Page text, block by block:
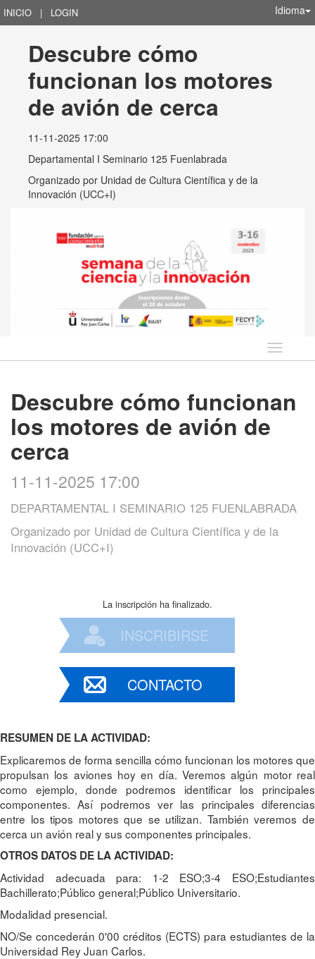
INICIO | LOGIN Idioma
Descubre cómo
funcionan los motores
de avión de cerca
11-11-2025 17:00
Departamental I Seminario 125 Fuenlabrada
Organizado por Unidad de Cultura Científica y de la
Innovación (UCC+I)
Idioma
Descubre cómo funcionan
los motores de avión de
cerca
11-11-2025 17:00
DEPARTAMENTAL I SEMINARIO 125 FUENLABRADA
Organizado por Unidad de Cultura Científica y de la
Innovación (UCC+I)
La inscripción ha finalizado.
INSCRIBIRSE
CONTACTO
RESUMEN DE LA ACTIVIDAD:
Explicaremos de forma sencilla cómo funcionan los motores que
propulsan los aviones hoy en día. Veremos algún motor real
como ejemplo, donde podremos identificar los principales
componentes. Así podremos ver las principales diferencias
entre los tipos motores que se utilizan. También veremos de
cerca un avión real y sus componentes principales.
OTROS DATOS DE LA ACTIVIDAD:
Actividad adecuada para: 1-2 ESO;3-4 ESO;Estudiantes
Bachillerato;Público general;Público Universitario.
Modalidad presencial.
NO/Se concederán 0'00 créditos (ECTS) para estudiantes de la
Universidad Rey Juan Carlos.